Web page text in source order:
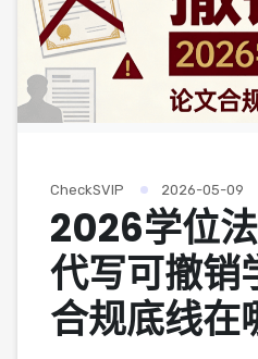
CheckSVIP 2026-05-09
2026学位
代写可撤销
合规底线在